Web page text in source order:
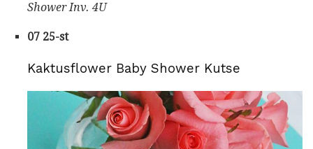
Shower Inv. 4U
07 25-st
Kaktusflower Baby Shower Kutse